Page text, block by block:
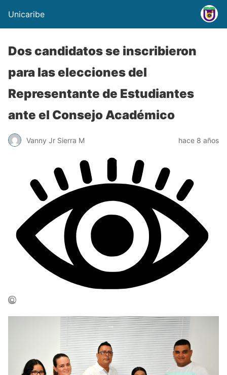
Unicaribe
Dos candidatos se inscribieron
para las elecciones del
Representante de Estudiantes
ante el Consejo Académico
Vanny Jr Sierra M hace 8 años